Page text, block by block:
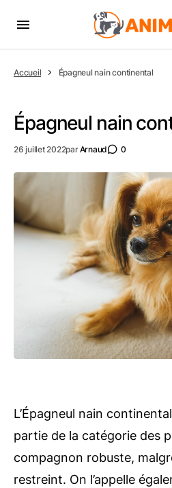
Accueil Épagneul nain continental
Épagneul nain
26 juillet 2022parArnaud 0
L’Épagneul nain
partie de la catégorie des
compagnon robuste,
restreint. On l’appelle